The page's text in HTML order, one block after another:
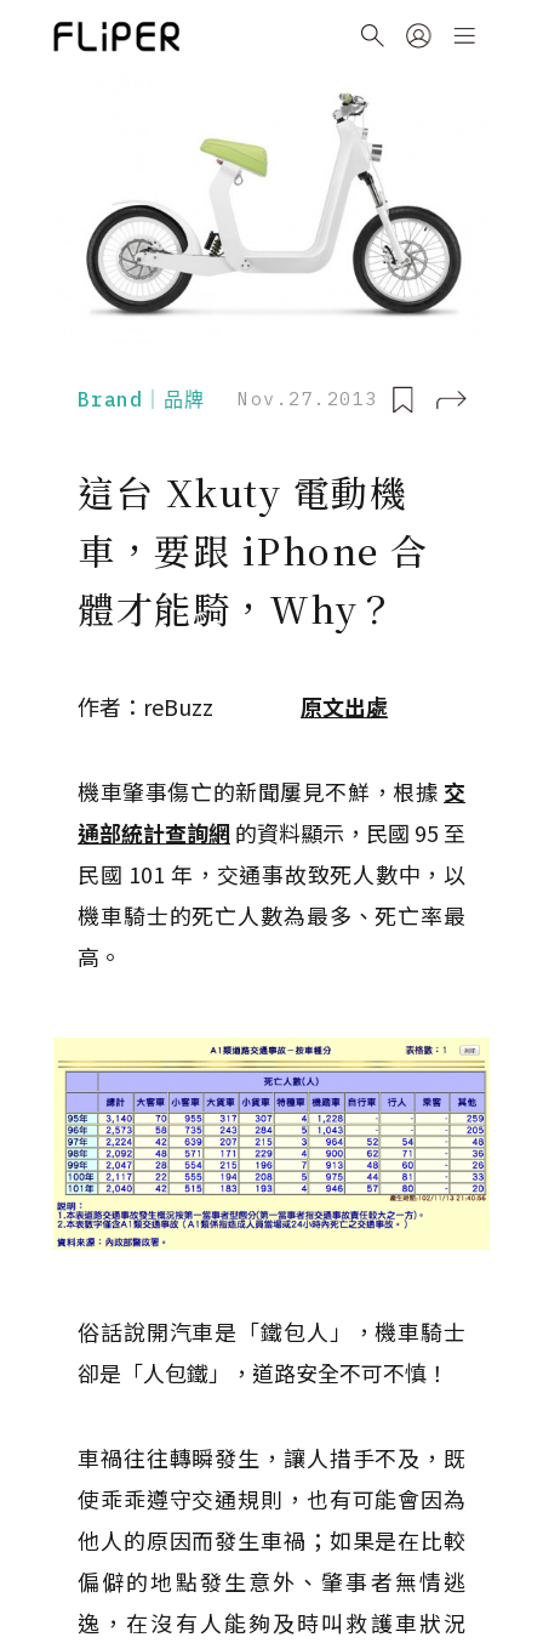
Brand｜品牌 Nov.27.2013
這台 Xkuty 電動機
車，要跟 iPhone 合
體才能騎，Why？
作者：reBuzz 原文出處
機車肇事傷亡的新聞屢見不鮮，根據 交
通部統計查詢網 的資料顯示，民國 95 至
民國 101 年，交通事故致死人數中，以
機車騎士的死亡人數為最多、死亡率最
高。
俗話說開汽車是「鐵包人」，機車騎士
卻是「人包鐵」，道路安全不可不慎！
車禍往往轉瞬發生，讓人措手不及，既
使乖乖遵守交通規則，也有可能會因為
他人的原因而發生車禍；如果是在比較
偏僻的地點發生意外、肇事者無情逃
逸，在沒有人能夠及時叫救護車狀況